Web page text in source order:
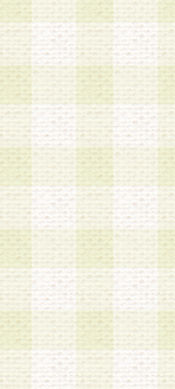
のメールアドレ
提供している企
またはその家族
場合
として承認する
会員登録手続
会員登録の取り
方法・手段に